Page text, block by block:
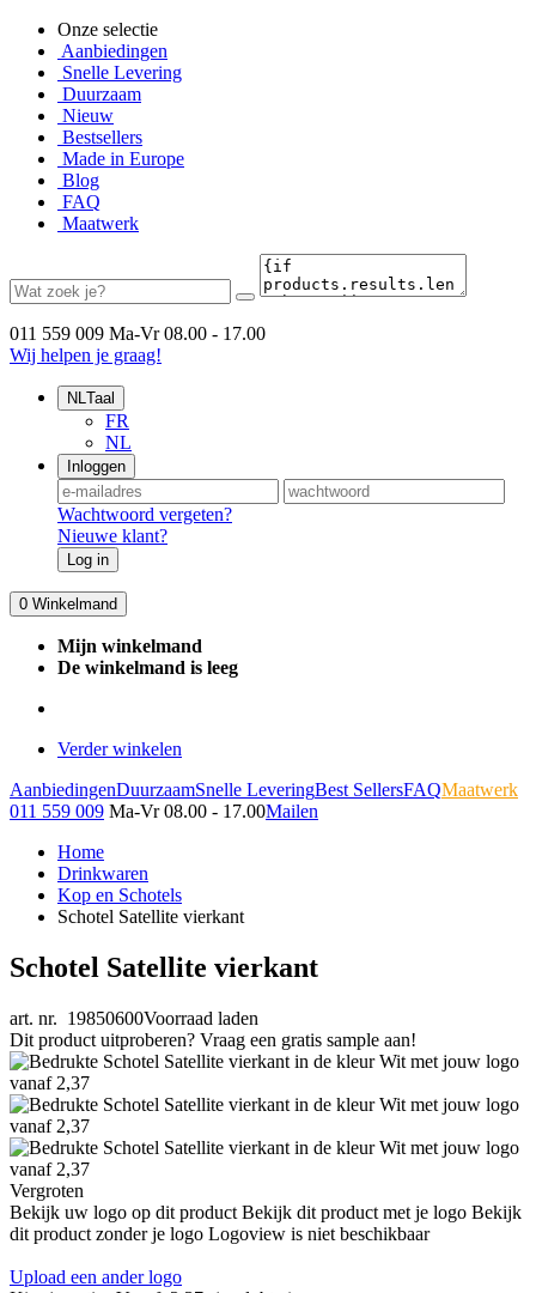
Onze selectie
Aanbiedingen
Snelle Levering
Duurzaam
Nieuw
Bestsellers
Made in Europe
Blog
FAQ
Maatwerk
011 559 009 Ma-Vr 08.00 - 17.00
Wij helpen je graag!
NLTaal
FR
NL
Inloggen
Wachtwoord vergeten?
Nieuwe klant?
Log in
0 Winkelmand
Mijn winkelmand
De winkelmand is leeg
Verder winkelen
AanbiedingenDuurzaamSnelle LeveringBest SellersFAQMaatwerk
011 559 009 Ma-Vr 08.00 - 17.00Mailen
Home
Drinkwaren
Kop en Schotels
Schotel Satellite vierkant
Schotel Satellite vierkant
art. nr. 19850600Voorraad laden
Dit product uitproberen? Vraag een gratis sample aan!
Vergroten
Bekijk uw logo op dit product Bekijk dit product met je logo Bekijk
dit product zonder je logo Logoview is niet beschikbaar
Upload een ander logo